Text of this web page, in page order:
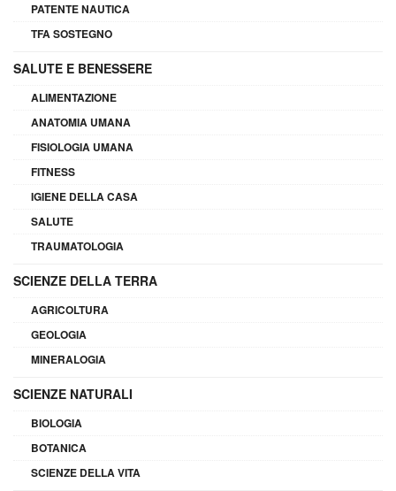
PATENTE NAUTICA
TFA SOSTEGNO
SALUTE E BENESSERE
ALIMENTAZIONE
ANATOMIA UMANA
FISIOLOGIA UMANA
FITNESS
IGIENE DELLA CASA
SALUTE
TRAUMATOLOGIA
SCIENZE DELLA TERRA
AGRICOLTURA
GEOLOGIA
MINERALOGIA
SCIENZE NATURALI
BIOLOGIA
BOTANICA
SCIENZE DELLA VITA